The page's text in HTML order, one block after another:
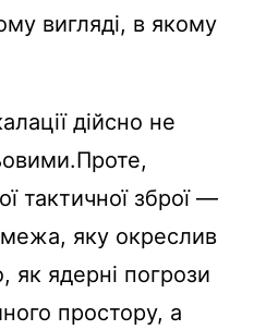
вигляді, в якому
дійсно не
тактичної зброї —
яку окреслив
як ядерні погрози
простору, а